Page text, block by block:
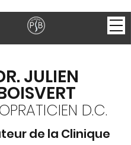
JULIEN
D.C.
de la Clinique